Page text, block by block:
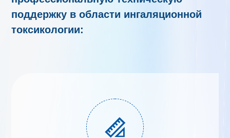
поддержку в области ингаляционной
токсикологии:
